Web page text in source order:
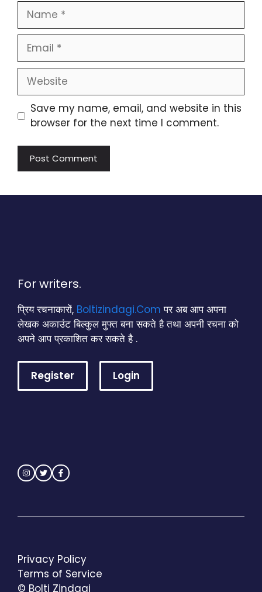
Name
Email
Website
Save my name, email, and website in this
browser for the next time I comment.
For writers.
प्रिय रचनाकारों, Boltizindagi.Com पर अब आप अपना
लेखक अकाउंट बिल्कुल मुफ्त बना सकते है तथा अपनी रचना को
अपने आप प्रकाशित कर सकते है .
Register Login
© Bolti Zindagi
Privacy Policy
Terms of Service